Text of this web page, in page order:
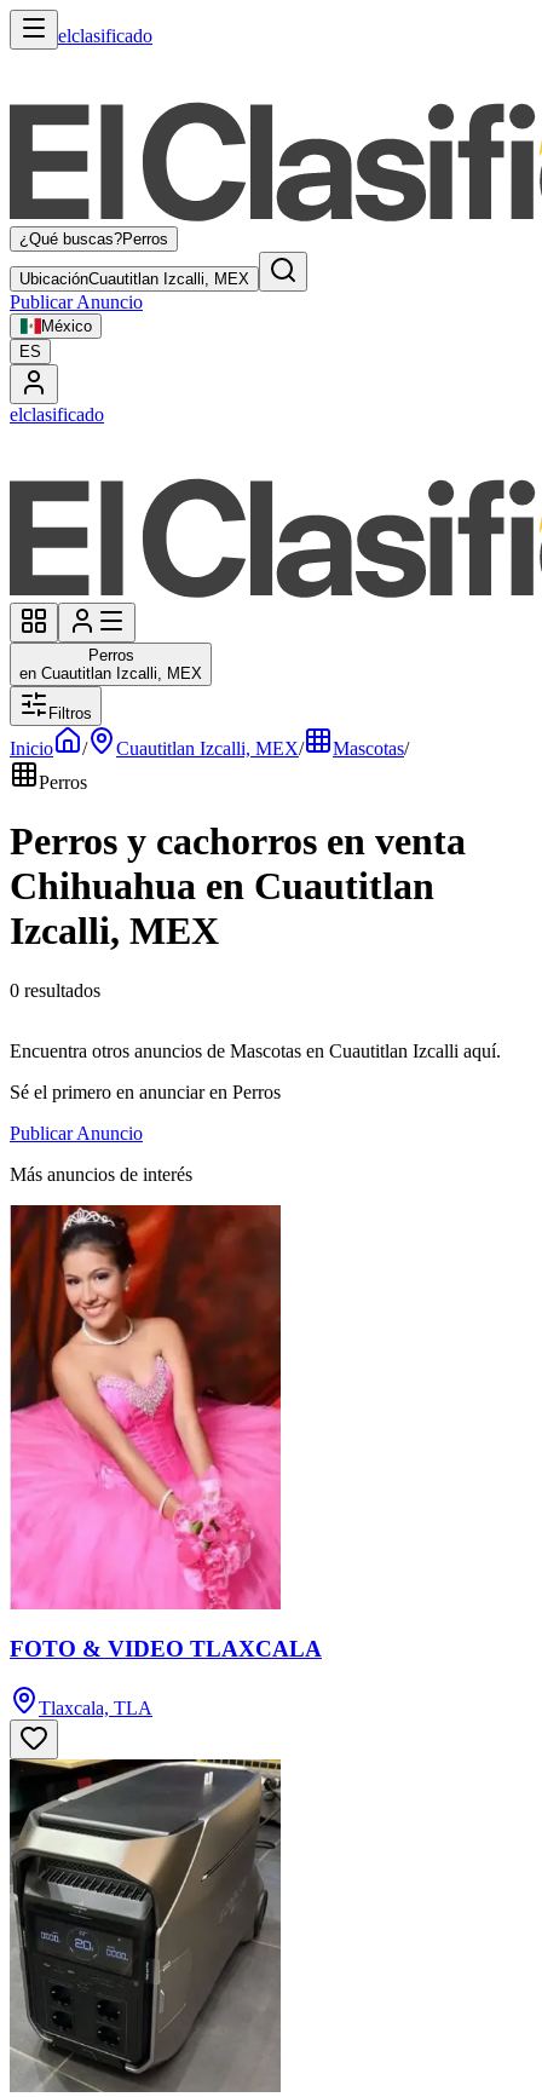
elclasificado
¿Qué buscas?Perros
UbicaciónCuautitlan Izcalli, MEX
Publicar Anuncio
México
ES
elclasificado
Perros
en Cuautitlan Izcalli, MEX
Filtros
Inicio / Cuautitlan Izcalli, MEX/ Mascotas/
Perros
Perros y cachorros en venta
Chihuahua en Cuautitlan
Izcalli, MEX
0 resultados
Encuentra otros anuncios de Mascotas en Cuautitlan Izcalli aquí.
Sé el primero en anunciar en Perros
Publicar Anuncio
Más anuncios de interés
FOTO & VIDEO TLAXCALA
Tlaxcala, TLA